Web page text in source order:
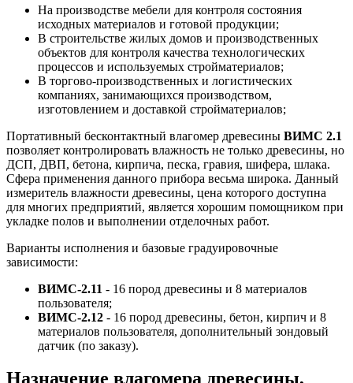
На производстве мебели для контроля состояния
исходных материалов и готовой продукции;
В строительстве жилых домов и производственных
объектов для контроля качества технологических
процессов и используемых стройматериалов;
В торгово-производственных и логистических
компаниях, занимающихся производством,
изготовлением и доставкой стройматериалов;
Портативный бесконтактный влагомер древесины ВИМС 2.1
позволяет контролировать влажность не только древесины, но
ДСП, ДВП, бетона, кирпича, песка, гравия, шифера, шлака.
Сфера применения данного прибора весьма широка. Данный
измеритель влажности древесины, цена которого доступна
для многих предприятий, является хорошим помощником при
укладке полов и выполнении отделочных работ.
Варианты исполнения и базовые градуировочные
зависимости:
ВИМС-2.11 - 16 пород древесины и 8 материалов
пользователя;
ВИМС-2.12 - 16 пород древесины, бетон, кирпич и 8
материалов пользователя, дополнительный зондовый
датчик (по заказу).
Назначение влагомера древесины,